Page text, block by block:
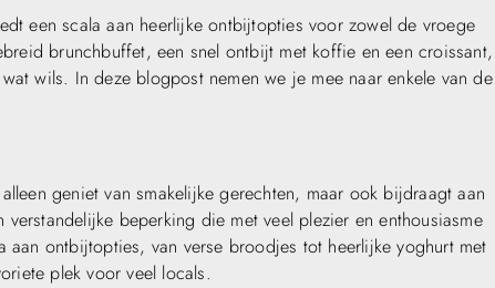
een scala aan heerlijke ontbijtopties voor zowel de vroege
brunchbuffet, een snel ontbijt met koffie en een croissant,
wils. In deze blogpost nemen we je mee naar enkele van de
geniet van smakelijke gerechten, maar ook bijdraagt aan
beperking die met veel plezier en enthousiasme
ontbijtopties, van verse broodjes tot heerlijke yoghurt met
plek voor veel locals.